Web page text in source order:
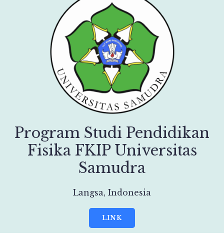
Program Studi Pendidikan
Fisika FKIP Universitas
Samudra
Langsa, Indonesia
LINK